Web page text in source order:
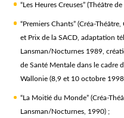
“Les Heures Creuses” (Théâtre
“Premiers Chants” (Créa-
et Prix de la SACD, adaptation
Lansman/Nocturnes 1989,
de Santé Mentale dans le cadre
Wallonie (8,9 et 10 octobre
“La Moitié du Monde” (Créa-
Lansman/Nocturnes, 1990) ;